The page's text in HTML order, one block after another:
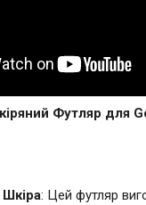
Футляр для
Шкіра: Цей футляр